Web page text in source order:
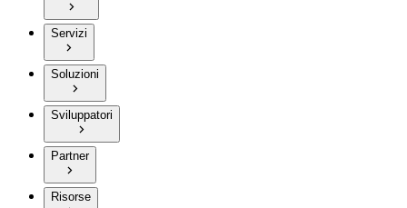
Servizi
Soluzioni
Sviluppatori
Partner
Risorse